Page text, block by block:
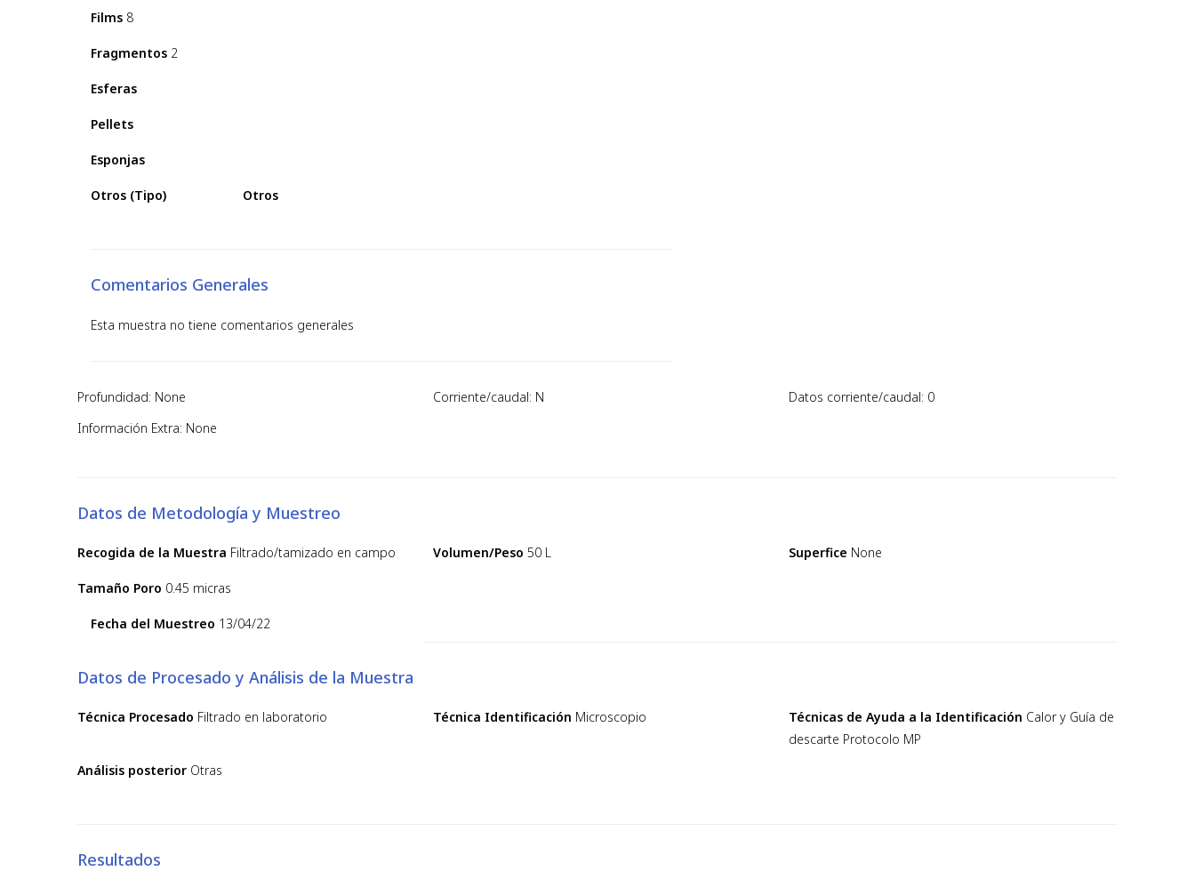
Films 8
Fragmentos 2
Esferas
Pellets
Esponjas
Otros (Tipo) Otros
Comentarios Generales
Esta muestra no tiene comentarios generales
Profundidad: None Corriente/caudal: N
Datos corriente/caudal: 0
Información Extra: None
Datos de Metodología y Muestreo
Recogida de la Muestra Filtrado/tamizado en campo Volumen/Peso 50 L Superfice None
Tamaño Poro 0.45 micras
Fecha del Muestreo 13/04/22
Datos de Procesado y Análisis de la Muestra
Técnica Procesado Filtrado en laboratorio Técnica Identificación Microscopio Técnicas de Ayuda a la Identificación Calor y Guía de
descarte Protocolo MP
Análisis posterior Otras
Resultados